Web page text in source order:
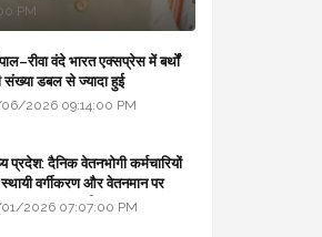
PM
वंदे भारत एक्सप्रेस में बर्थों
संख्या डबल से ज्यादा हुई
2026 09:14:00 PM
प्रदेश: दैनिक वेतनभोगी कर्मचारियों
वर्गीकरण और वेतनमान पर
का बड़ा स्पष्टीकरण
2026 07:07:00 PM